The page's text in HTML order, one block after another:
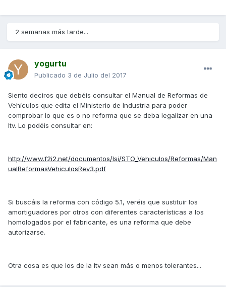
2 semanas más tarde...
yogurtu
Publicado 3 de Julio del 2017
Siento deciros que debéis consultar el Manual de Reformas de
Vehículos que edita el Ministerio de Industria para poder
comprobar lo que es o no reforma que se deba legalizar en una
Itv. Lo podéis consultar en:
http://www.f2i2.net/documentos/lsi/STO_Vehiculos/Reformas/Man
ualReformasVehiculosRev3.pdf
Si buscáis la reforma con código 5.1, veréis que sustituir los
amortiguadores por otros con diferentes características a los
homologados por el fabricante, es una reforma que debe
autorizarse.
Otra cosa es que los de la Itv sean más o menos tolerantes...